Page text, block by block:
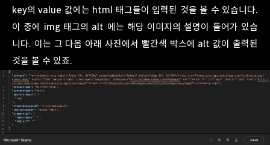
key의 value 값에는 html 태그들이 입력된 것을 볼 수 있습니다.
이 중에 img 태그의 alt 에는 해당 이미지의 설명이 들어가 있습
니다. 이는 그 다음 아래 사진에서 빨간색 박스에 alt 값이 출력된
것을 볼 수 있죠.